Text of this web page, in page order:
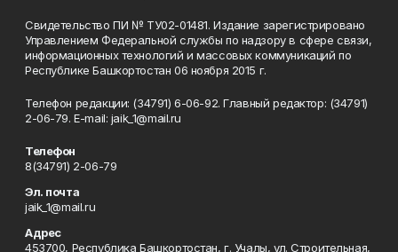
Свидетельство ПИ № ТУ02-01481. Издание зарегистрировано
Управлением Федеральной службы по надзору в сфере связи,
информационных технологий и массовых коммуникаций по
Республике Башкортостан 06 ноября 2015 г.
Телефон редакции: (34791) 6-06-92. Главный редактор: (34791)
2-06-79. Е-mаil: jaik_1@mail.ru
Телефон
8(34791) 2-06-79
Эл. почта
jaik_1@mail.ru
Адрес
453700, Республика Башкортостан, г. Учалы, ул. Строительная,